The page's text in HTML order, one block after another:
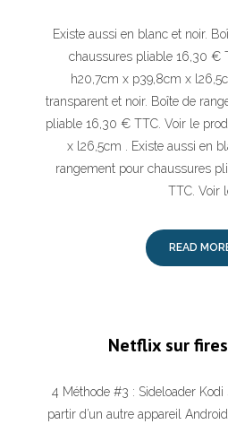
Existe aussi en blanc et noir.
chaussures pliable 16,30 €
h20,7cm x p39,8cm x
transparent et noir. Boîte de
pliable 16,30 € TTC. Voir le
x l26,5cm . Existe aussi en
rangement pour chaussures
TTC. Voir
READ
Netflix sur
4 Méthode #3 : Sideloader
partir d’un autre appareil